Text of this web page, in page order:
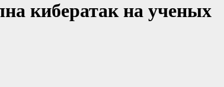
кибератак на ученых